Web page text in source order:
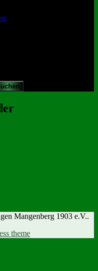
Mangenberg 1903 e.V..
theme